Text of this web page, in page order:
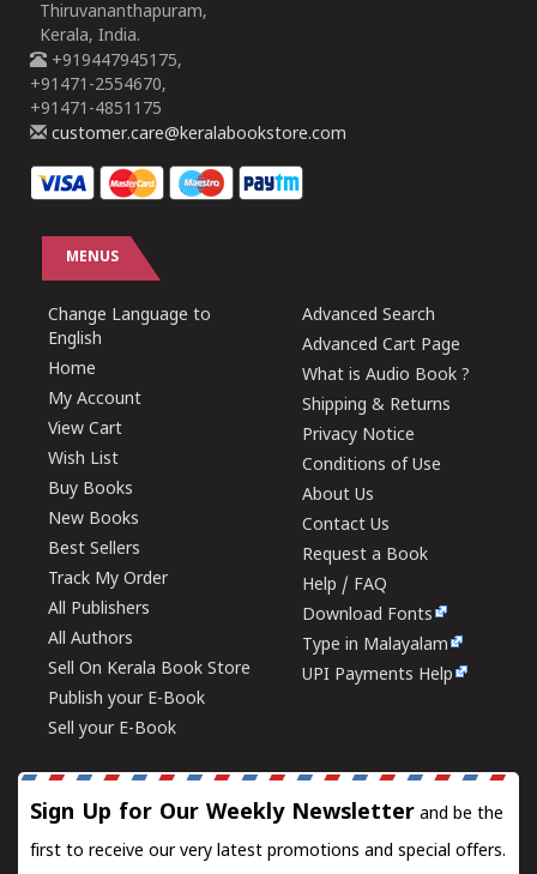
Thiruvananthapuram,
Kerala, India.
+919447945175,
+91471-2554670,
+91471-4851175
customer.care@keralabookstore.com
MENUS
Change Language to
English
Home
My Account
View Cart
Wish List
Buy Books
New Books
Best Sellers
Track My Order
All Publishers
All Authors
Sell On Kerala Book Store
Publish your E-Book
Sell your E-Book
Advanced Search
Advanced Cart Page
What is Audio Book ?
Shipping & Returns
Privacy Notice
Conditions of Use
About Us
Contact Us
Request a Book
Help / FAQ
Download Fonts
Type in Malayalam
UPI Payments Help
Sign Up for Our Weekly Newsletter and be the
first to receive our very latest promotions and special offers.